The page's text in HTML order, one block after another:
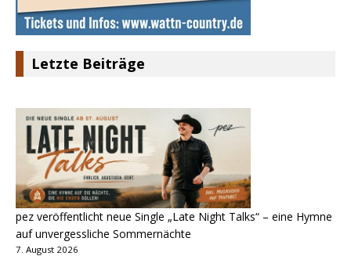
Letzte Beiträge
pez veröffentlicht neue Single „Late Night Talks“ – eine Hymne
auf unvergessliche Sommernächte
7. August 2026